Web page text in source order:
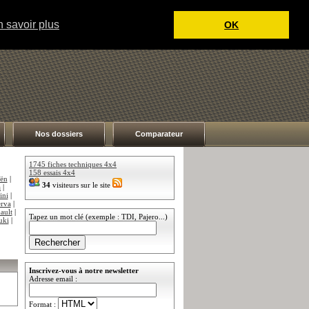
savoir plus OK
Nos dossiers Comparateur
|
|
|
|
|
|
1745 fiches techniques 4x4
158 essais 4x4
34 visiteurs sur le site
Tapez un mot clé (exemple : TDI, Pajero...)
Inscrivez-vous à notre newsletter
Adresse email :
Format :